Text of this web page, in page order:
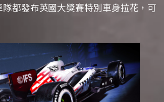
都發布英國大獎賽特別車身拉花，可